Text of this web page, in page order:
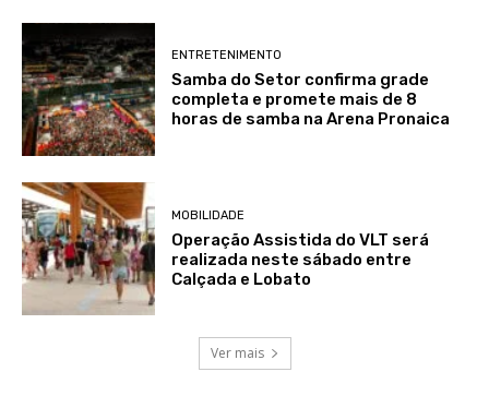
ENTRETENIMENTO
Samba do Setor confirma grade
completa e promete mais de 8
horas de samba na Arena Pronaica
MOBILIDADE
Operação Assistida do VLT será
realizada neste sábado entre
Calçada e Lobato
Ver mais